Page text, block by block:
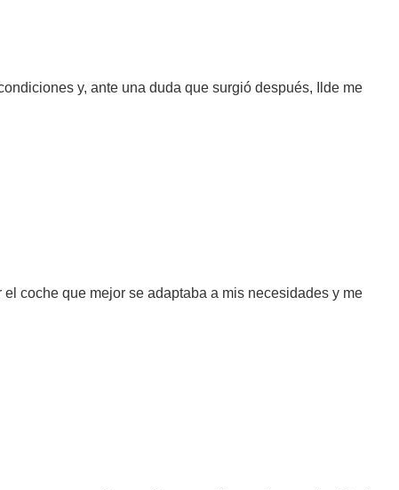
y, ante una duda que surgió después, Ilde me
coche que mejor se adaptaba a mis necesidades y me